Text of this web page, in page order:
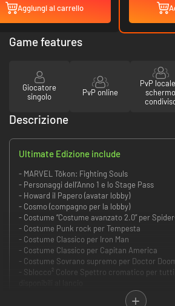
Aggiungi al carrello
Game features
Giocatore
singolo
PvP online
PvP
schermo
Descrizione
Ultimate Edizione include
- MARVEL Tōkon: Fighting Souls
- Personaggi dell’Anno 1 e lo Stage Pass
- Howard il Papero (avatar lobby)
- Cosmo (compagno per la lobby)
- Costume “Costume avanzato 2.0” per
- Costume Punk rock per Tempesta
- Costume Classico per Iron Man
- Costume Classico per Capitan America
- Costume Sovrano supremo per Doctor
- Sblocco² Colore Spettro cromatico per